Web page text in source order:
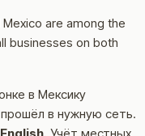
are among the
businesses on both
в Мексику
в нужную сеть.